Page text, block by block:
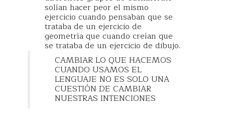
solían hacer peor el mismo
ejercicio cuando pensaban que se
trataba de un ejercicio de
geometría que cuando creían que
se trataba de un ejercicio de dibujo.
CAMBIAR LO QUE HACEMOS
CUANDO USAMOS EL
LENGUAJE NO ES SOLO UNA
CUESTIÓN DE CAMBIAR
NUESTRAS INTENCIONES